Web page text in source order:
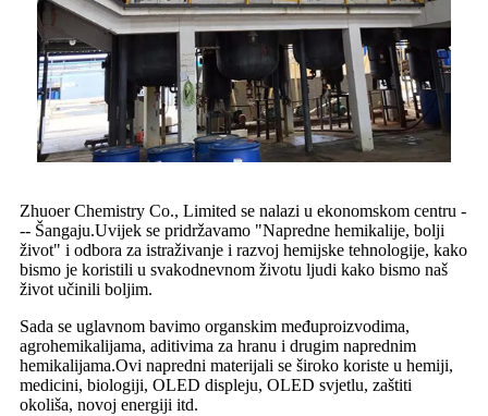
Zhuoer Chemistry Co., Limited se nalazi u ekonomskom centru -
-- Šangaju.Uvijek se pridržavamo "Napredne hemikalije, bolji
život" i odbora za istraživanje i razvoj hemijske tehnologije, kako
bismo je koristili u svakodnevnom životu ljudi kako bismo naš
život učinili boljim.
Sada se uglavnom bavimo organskim međuproizvodima,
agrohemikalijama, aditivima za hranu i drugim naprednim
hemikalijama.Ovi napredni materijali se široko koriste u hemiji,
medicini, biologiji, OLED displeju, OLED svjetlu, zaštiti
okoliša, novoj energiji itd.